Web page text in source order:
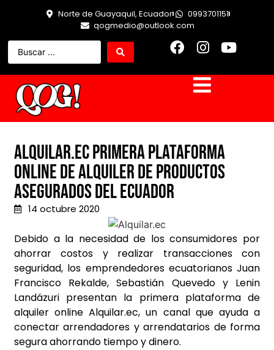
Norte de Guayaquil, Ecuador
0993701151
qogmedio@outlook.com
Alquilar.ec primera plataforma
online de alquiler de productos
asegurados del Ecuador
14 octubre 2020
Debido a la necesidad de los consumidores por
ahorrar costos y realizar transacciones con
seguridad, los emprendedores ecuatorianos Juan
Francisco Rekalde, Sebastián Quevedo y Lenin
Landázuri presentan la primera plataforma de
alquiler online Alquilar.ec, un canal que ayuda a
conectar arrendadores y arrendatarios de forma
segura ahorrando tiempo y dinero.